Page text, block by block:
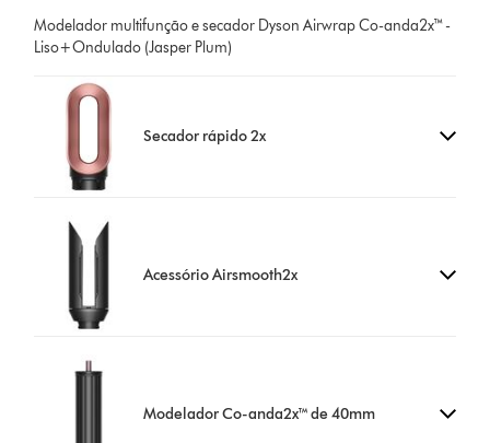
Modelador multifunção e secador Dyson Airwrap Co-anda2x™ -
Liso+Ondulado (Jasper Plum)
Secador rápido 2x
Acessório Airsmooth2x
Modelador Co-anda2x™ de 40mm